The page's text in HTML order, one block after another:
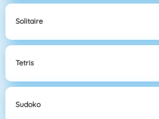
Solitaire
Tetris
Sudoko